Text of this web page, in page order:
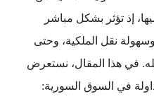
إذ تؤثر بشكل مباشر
نقل الملكية، وحتى
في هذا المقال، نستعرض
في السوق السورية: